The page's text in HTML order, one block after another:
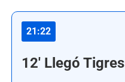
21:22
12' Llegó Tigres